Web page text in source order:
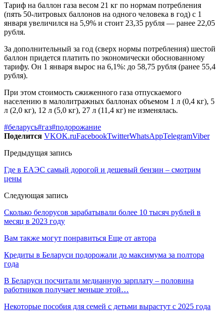
Тариф на баллон газа весом 21 кг по нормам потребления
(пять 50-литровых баллонов на одного человека в год) с 1
января увеличился на 5,9% и стоит 23,35 рубля — ранее 22,05
рубля.
За дополнительный за год (сверх нормы потребления) шестой
баллон придется платить по экономически обоснованному
тарифу. Он 1 января вырос на 6,1%: до 58,75 рубля (ранее 55,4
рубля).
При этом стоимость сжиженного газа отпускаемого
населению в малолитражных баллонах объемом 1 л (0,4 кг), 5
л (2,0 кг), 12 л (5,0 кг), 27 л (11,4 кг) не изменялась.
#беларусь#газ#подорожание
Поделится VKOK.ruFacebookTwitterWhatsAppTelegramViber
Предыдущая запись
Где в ЕАЭС самый дорогой и дешевый бензин – смотрим
цены
Следующая запись
Сколько белорусов зарабатывали более 10 тысяч рублей в
месяц в 2023 году
Вам также могут понравиться Еще от автора
Кредиты в Беларуси подорожали до максимума за полтора
года
В Беларуси посчитали медианную зарплату – половина
работников получает меньше этой…
Некоторые пособия для семей с детьми вырастут с 2025 года